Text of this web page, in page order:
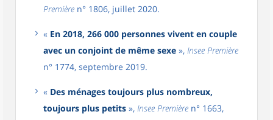
Première n° 1806, juillet 2020.
« En 2018, 266 000 personnes vivent en couple
avec un conjoint de même sexe », Insee Première
n° 1774, septembre 2019.
« Des ménages toujours plus nombreux,
toujours plus petits », Insee Première n° 1663,